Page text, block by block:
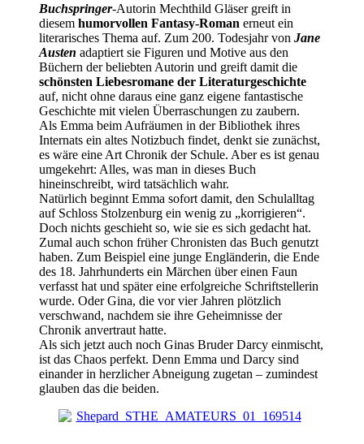
Buchspringer-Autorin Mechthild Gläser greift in
diesem humorvollen Fantasy-Roman erneut ein
literarisches Thema auf. Zum 200. Todesjahr von Jane
Austen adaptiert sie Figuren und Motive aus den
Büchern der beliebten Autorin und greift damit die
schönsten Liebesromane der Literaturgeschichte
auf, nicht ohne daraus eine ganz eigene fantastische
Geschichte mit vielen Überraschungen zu zaubern.
Als Emma beim Aufräumen in der Bibliothek ihres
Internats ein altes Notizbuch findet, denkt sie zunächst,
es wäre eine Art Chronik der Schule. Aber es ist genau
umgekehrt: Alles, was man in dieses Buch
hineinschreibt, wird tatsächlich wahr.
Natürlich beginnt Emma sofort damit, den Schulalltag
auf Schloss Stolzenburg ein wenig zu „korrigieren“.
Doch nichts geschieht so, wie sie es sich gedacht hat.
Zumal auch schon früher Chronisten das Buch genutzt
haben. Zum Beispiel eine junge Engländerin, die Ende
des 18. Jahrhunderts ein Märchen über einen Faun
verfasst hat und später eine erfolgreiche Schriftstellerin
wurde. Oder Gina, die vor vier Jahren plötzlich
verschwand, nachdem sie ihre Geheimnisse der
Chronik anvertraut hatte.
Als sich jetzt auch noch Ginas Bruder Darcy einmischt,
ist das Chaos perfekt. Denn Emma und Darcy sind
einander in herzlicher Abneigung zugetan – zumindest
glauben das die beiden.